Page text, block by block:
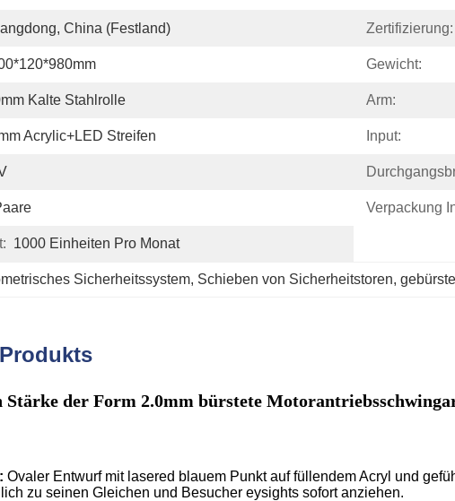
China (Festland) Zertifizierung:
Gewicht:
Kalte Stahlrolle Arm:
Acrylic+LED Streifen Input:
Verpackung
1000 Einheiten Pro Monat
Sicherheitssystem, Schieben von Sicherheitstoren,
der Form 2.0mm bürstete Motorantriebs
Ovaler Entwurf mit lasered blauem Punkt auf füllendem Acryl und
zu seinen Gleichen und Besucher eysights sofort anziehen.